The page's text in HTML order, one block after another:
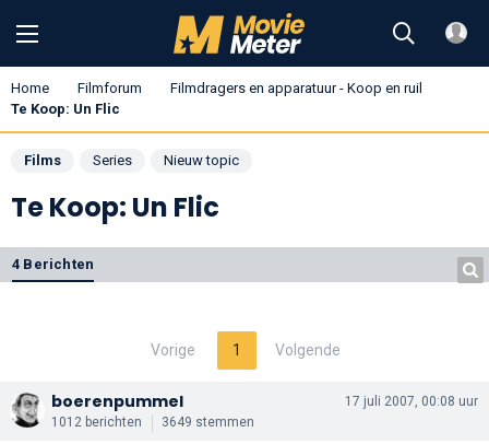
Home Filmforum
Filmdragers en apparatuur - Koop en ruil
Te Koop: Un Flic
Films Series Nieuw topic
Te Koop: Un Flic
4 Berichten
Vorige 1 Volgende
boerenpummel
1012 berichten 3649 stemmen
17 juli 2007, 00:08 uur